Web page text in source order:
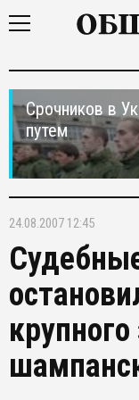
Срочников в
путем
24.08.2007 12:45